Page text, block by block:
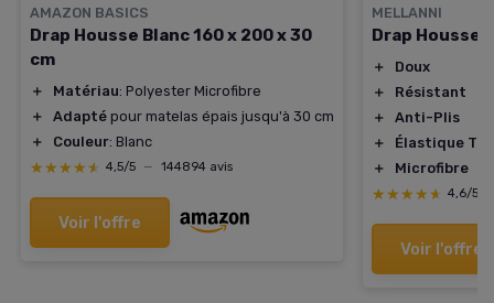
AMAZON BASICS
Drap Housse Blanc 160 x 200 x 30
cm
＋ Matériau: Polyester Microfibre
＋
Adapté pour matelas épais jusqu'à 30 cm
＋
Couleur: Blanc
★★★★★
★★★★★ 4,5/5 — 144894 avis
Voir l'offre
MELLANNI
Drap Housse
＋
Doux
＋
Résistant
＋
Anti-Plis
＋
Élastique
＋
Microfibre
★★★★★
★★★★★ 4,6/5
Voir l'offre